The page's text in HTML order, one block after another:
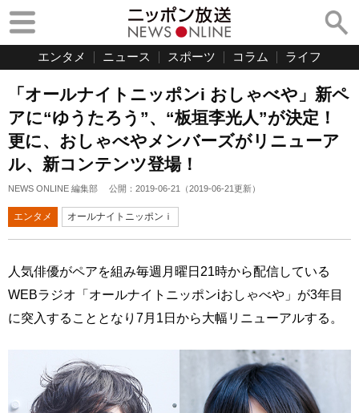
エンタメ ニュース スポーツ コラム ライフ
「オールナイトニッポンi おしゃべや」新ペ
アに“ゆうたろう”、“板垣李光人”が決定！
更に、おしゃべやメンバーズがリニューア
ル、新コンテンツ登場！
NEWS ONLINE 編集部 公開： 2019-06-21 （2019-06-21更新）
エンタメ オールナイトニッポンｉ
人気俳優がペアを組み毎週月曜日21時から配信している
WEBラジオ「オールナイトニッポンiおしゃべや」が3年目
に突入することとなり7月1日から大幅リニューアルする。